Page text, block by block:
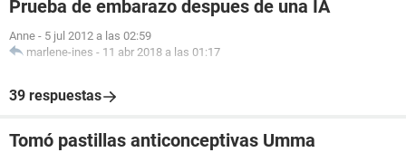
Prueba de embarazo despues de una IA
Anne - 5 jul 2012 a las 02:59
marlene-ines - 11 abr 2018 a las 01:17
39 respuestas
Tomó pastillas anticonceptivas Umma